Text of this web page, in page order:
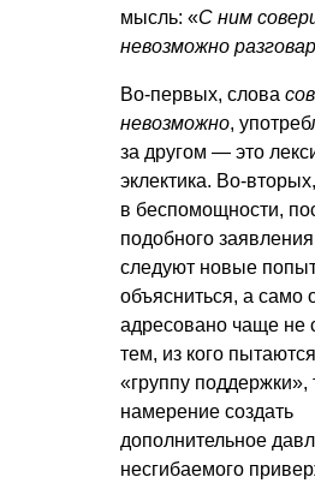
мысль: «С ним
невозможно
Во-первых, слова
невозможно,
за другом — это
эклектика. Во-
в беспомощности,
подобного
следуют новые
объясниться, а само
адресовано чаще не
тем, из кого
«группу поддержки»,
намерение создать
дополнительное
несгибаемого